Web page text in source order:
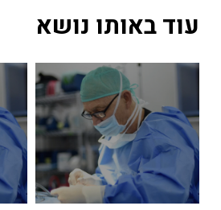
עוד באותו נושא